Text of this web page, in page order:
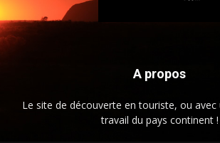
A propos
Le site de découverte en touriste, ou avec
travail du pays continent !